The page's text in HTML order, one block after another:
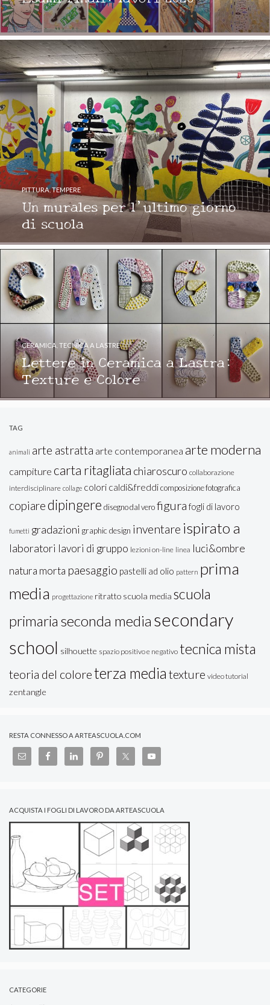
Un murales per l’ultimo giorno
di scuola
PITTURA,TEMPERE
Lettere in Ceramica a Lastra:
Texture e Colore
CERAMICA TECNICA A LASTRE
TAG
animali arte astratta arte contemporanea arte moderna
campiture carta ritagliata chiaroscuro collaborazione
interdisciplinare collage colori caldi&freddicomposizione fotografica
copiaredipingere disegno dal verofigura fogli di lavoro
fumetti gradazioni graphic design inventare ispirato a
laboratori lavori di gruppo lezioni on-line linea luci&ombre
natura morta paesaggio pastelli ad olio pattern prima
media progettazione ritratto scuola media scuola
primaria seconda media secondary
school silhouette spazio positivo e negativo tecnica mista
teoria del coloreterza media texture video tutorial
zentangle
RESTA CONNESSO A ARTEASCUOLA.COM
ACQUISTA I FOGLI DI LAVORO DA ARTEASCUOLA
CATEGORIE